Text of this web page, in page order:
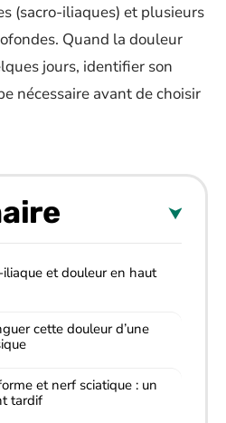
(sacro-iliaques) et plusieurs
Quand la douleur
jours, identifier son
nécessaire avant de choisir
et douleur en haut
cette douleur d’une
et nerf sciatique : un
tardif